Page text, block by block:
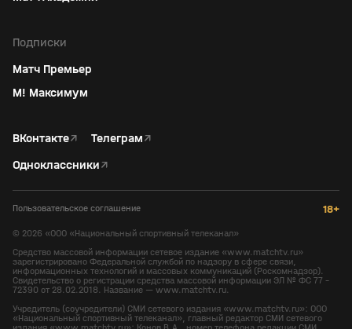
Подписки
Матч Премьер
М! Максимум
ВКонтакте↗ Телеграм↗
Одноклассники↗
Пользовательское соглашение 18+
© 2026 «ООО «Национальный спортивный телеканал»
Средство массовой информации сетевое издание «www.matchtv.ru»
зарегистрировано Федеральной службой по надзору в сфере связи,
информационных технологий и массовых коммуникаций (Роскомнадзор).
Свидетельство о регистрации средства массовой информации ЭЛ № ФС 77 -
72390 от 28.02.2018. Название — www.matchtv.ru.
Учредитель (соучредители) СМИ сетевого издания «www.matchtv.ru»: ООО
«Национальный спортивный телеканал», главный редактор СМИ сетевого